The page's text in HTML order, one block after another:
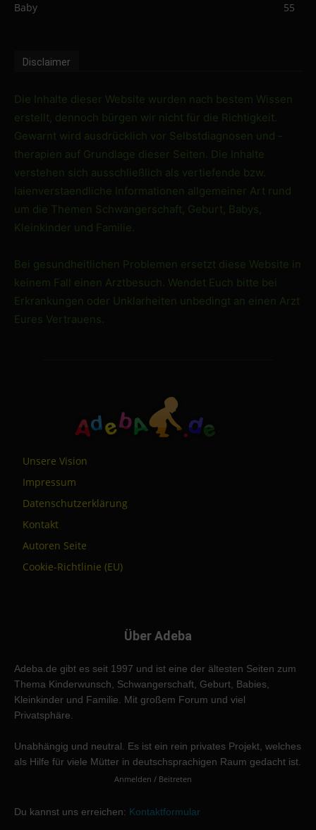
Baby
55
Disclaimer
Die Inhalte dieser Website wurden nach bestem Wissen
erstellt, dennoch bürgen wir nicht für die Richtigkeit.
Gewarnt wird ausdrücklich vor Selbstdiagnosen und -
therapien auf Grundlage dieser Seiten. Die Inhalte
verstehen sich ausschließlich als vertiefende bzw.
laienverstaendliche Informationen allgemeiner Art rund
um die Themen Schwangerschaft, Geburt, Babys,
Kleinkinder und Familie.
Bei gesundheitlichen Problemen ersetzt diese Website in
keinem Fall einen Arztbesuch. Wendet Euch bitte bei
Erkrankungen oder Unklarheiten unbedingt an einen Arzt
Eures Vertrauens.
Unsere Vision
Impressum
Datenschutzerklärung
Kontakt
Autoren Seite
Cookie-Richtlinie (EU)
Über Adeba
Adeba.de gibt es seit 1997 und ist eine der ältesten Seiten zum
Thema Kinderwunsch, Schwangerschaft, Geburt, Babies,
Kleinkinder und Familie. Mit großem Forum und viel
Privatsphäre.
Unabhängig und neutral. Es ist ein rein privates Projekt, welches
als Hilfe für viele Mütter in deutschsprachigen Raum gedacht ist.
Anmelden / Beitreten
Du kannst uns erreichen: Kontaktformular